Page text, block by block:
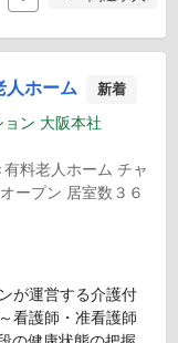
人ホーム 新着
ン 大阪本社
料老人ホーム チャ
ープン 居室数３６
が運営する介護付
看護師・准看護師